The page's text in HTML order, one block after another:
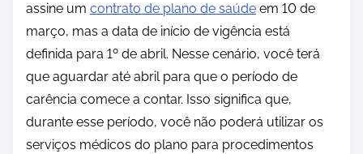
assine um contrato de plano de saúde em 10 de
março, mas a data de início de vigência está
definida para 1º de abril. Nesse cenário, você terá
que aguardar até abril para que o período de
carência comece a contar. Isso significa que,
durante esse período, você não poderá utilizar os
serviços médicos do plano para procedimentos